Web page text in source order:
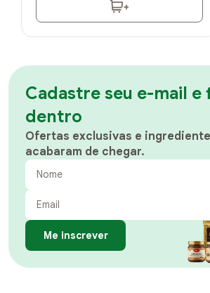
+
Cadastre seu e-mail e
dentro
Ofertas exclusivas e
acabaram de chegar.
Me inscrever